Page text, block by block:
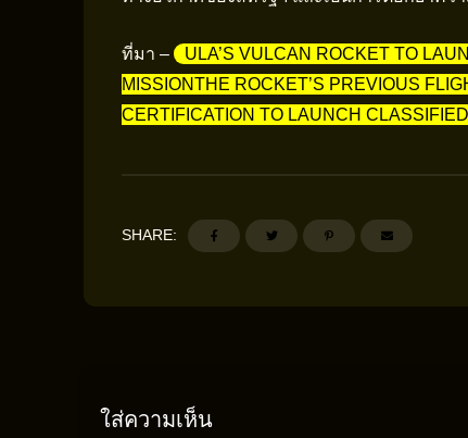
ที่มา –
ULA’S VULCAN ROCKET TO
MISSIONTHE ROCKET’S PREVIOUS
CERTIFICATION TO LAUNCH
SHARE:
ใส่ความเห็น